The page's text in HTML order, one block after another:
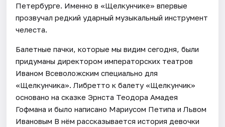
Петербурге. Именно в «Щелкунчике» впервые
прозвучал редкий ударный музыкальный инструмент
челеста.
Балетные пачки, которые мы видим сегодня, были
придуманы директором императорских театров
Иваном Всеволожским специально для
«Щелкунчика». Либретто к балету «Щелкунчик»
основано на сказке Эрнста Теодора Амадея
Гофмана и было написано Мариусом Петипа и Львом
Ивановым В нём рассказывается история девочки